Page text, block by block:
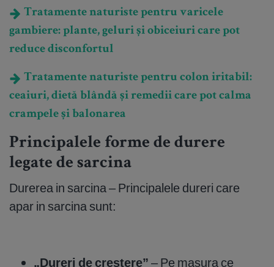
Tratamente naturiste pentru varicele
gambiere: plante, geluri și obiceiuri care pot
reduce disconfortul
Tratamente naturiste pentru colon iritabil:
ceaiuri, dietă blândă și remedii care pot calma
crampele și balonarea
Principalele forme de durere
legate de sarcina
Durerea in sarcina – Principalele dureri care
apar in sarcina sunt:
„Dureri de crestere” – Pe masura ce